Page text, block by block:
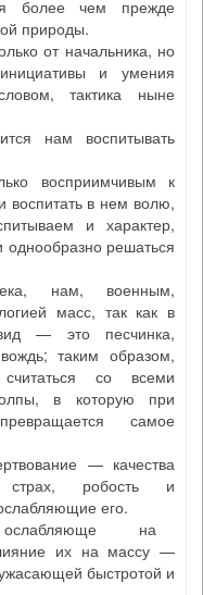
более чем прежде
природы.
от начальника, но
и умения
тактика ныне
нам воспитывать
восприимчивым к
воспитать в нем волю,
и характер,
однообразно решаться
нам, военным,
масс, так как в
— это песчинка,
таким образом,
со всеми
в которую при
самое
— качества
страх, робость и
его.
ослабляюще на
их на массу —
быстротой и